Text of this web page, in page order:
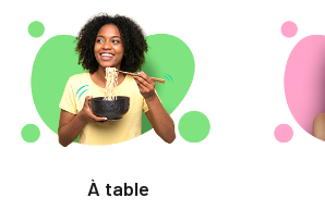
À table